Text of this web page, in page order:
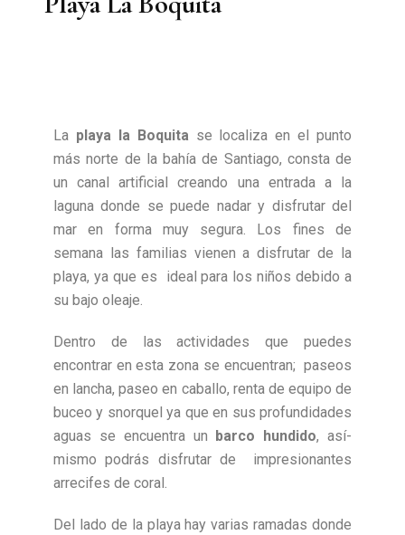
La playa la Boquitase localiza en el punto
más norte de la bahía de Santiago, consta de
un canal artificial creando una entrada a la
laguna donde se puede nadar y disfrutar del
mar en forma muy segura. Los fines de
semana las familias vienen a disfrutar de la
playa, ya que es ideal para los niños debido a
su bajo oleaje.
Dentro de las actividades que puedes
encontrar en esta zona se encuentran; paseos
en lancha, paseo en caballo, renta de equipo de
buceo y snorquel ya que en sus profundidades
aguas se encuentra un barco hundido, así­
mismo podrás disfrutar de impresionantes
arrecifes de coral.
Del lado de la playa hay varias ramadas donde